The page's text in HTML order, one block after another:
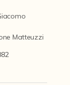
Matteuzzi